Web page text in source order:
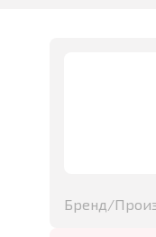
Бренд/